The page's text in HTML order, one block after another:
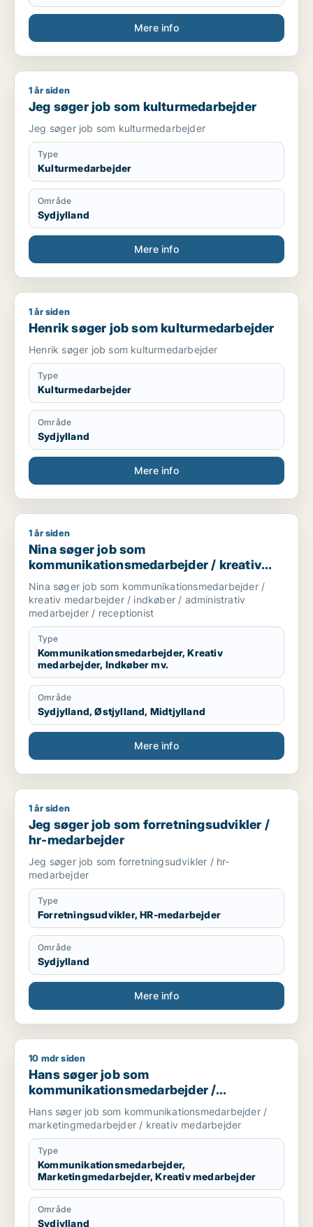
Mere info
Jeg søger job som kulturmedarbejder
1 år siden
Jeg søger job som kulturmedarbejder
Jeg søger job som kulturmedarbejder
Type
Kulturmedarbejder
Område
Sydjylland
Mere info
Henrik søger job som kulturmedarbejder
1 år siden
Henrik søger job som kulturmedarbejder
Henrik søger job som kulturmedarbejder
Type
Kulturmedarbejder
Område
Sydjylland
Mere info
Nina søger job som kommunikationsmedarbejder / kreativ
1 år siden
Nina søger job som
kommunikationsmedarbejder / kreativ
medarbejder / indkøber / administrativ
medarbejder / receptionist
Nina søger job som kommunikationsmedarbejder /
kreativ medarbejder / indkøber / administrativ
medarbejder / receptionist
Type
Kommunikationsmedarbejder, Kreativ
medarbejder, Indkøber mv.
Område
Sydjylland, Østjylland, Midtjylland
Mere info
Jeg søger job som forretningsudvikler / hr-medarbejder
1 år siden
Jeg søger job som forretningsudvikler /
hr-medarbejder
Jeg søger job som forretningsudvikler / hr-
medarbejder
Type
Forretningsudvikler, HR-medarbejder
Område
Sydjylland
Mere info
Hans søger job som kommunikationsmedarbejder /
10 mdr siden
Hans søger job som
kommunikationsmedarbejder /
marketingmedarbejder / kreativ
medarbejder
Hans søger job som kommunikationsmedarbejder /
marketingmedarbejder / kreativ medarbejder
Type
Kommunikationsmedarbejder,
Marketingmedarbejder, Kreativ medarbejder
Område
Sydjylland